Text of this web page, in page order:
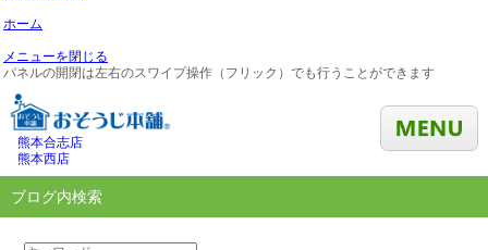
ホーム
メニューを閉じる
パネルの開閉は左右のスワイプ操作（フリック）でも行うことができます
熊本合志店
熊本西店
ブログ内検索